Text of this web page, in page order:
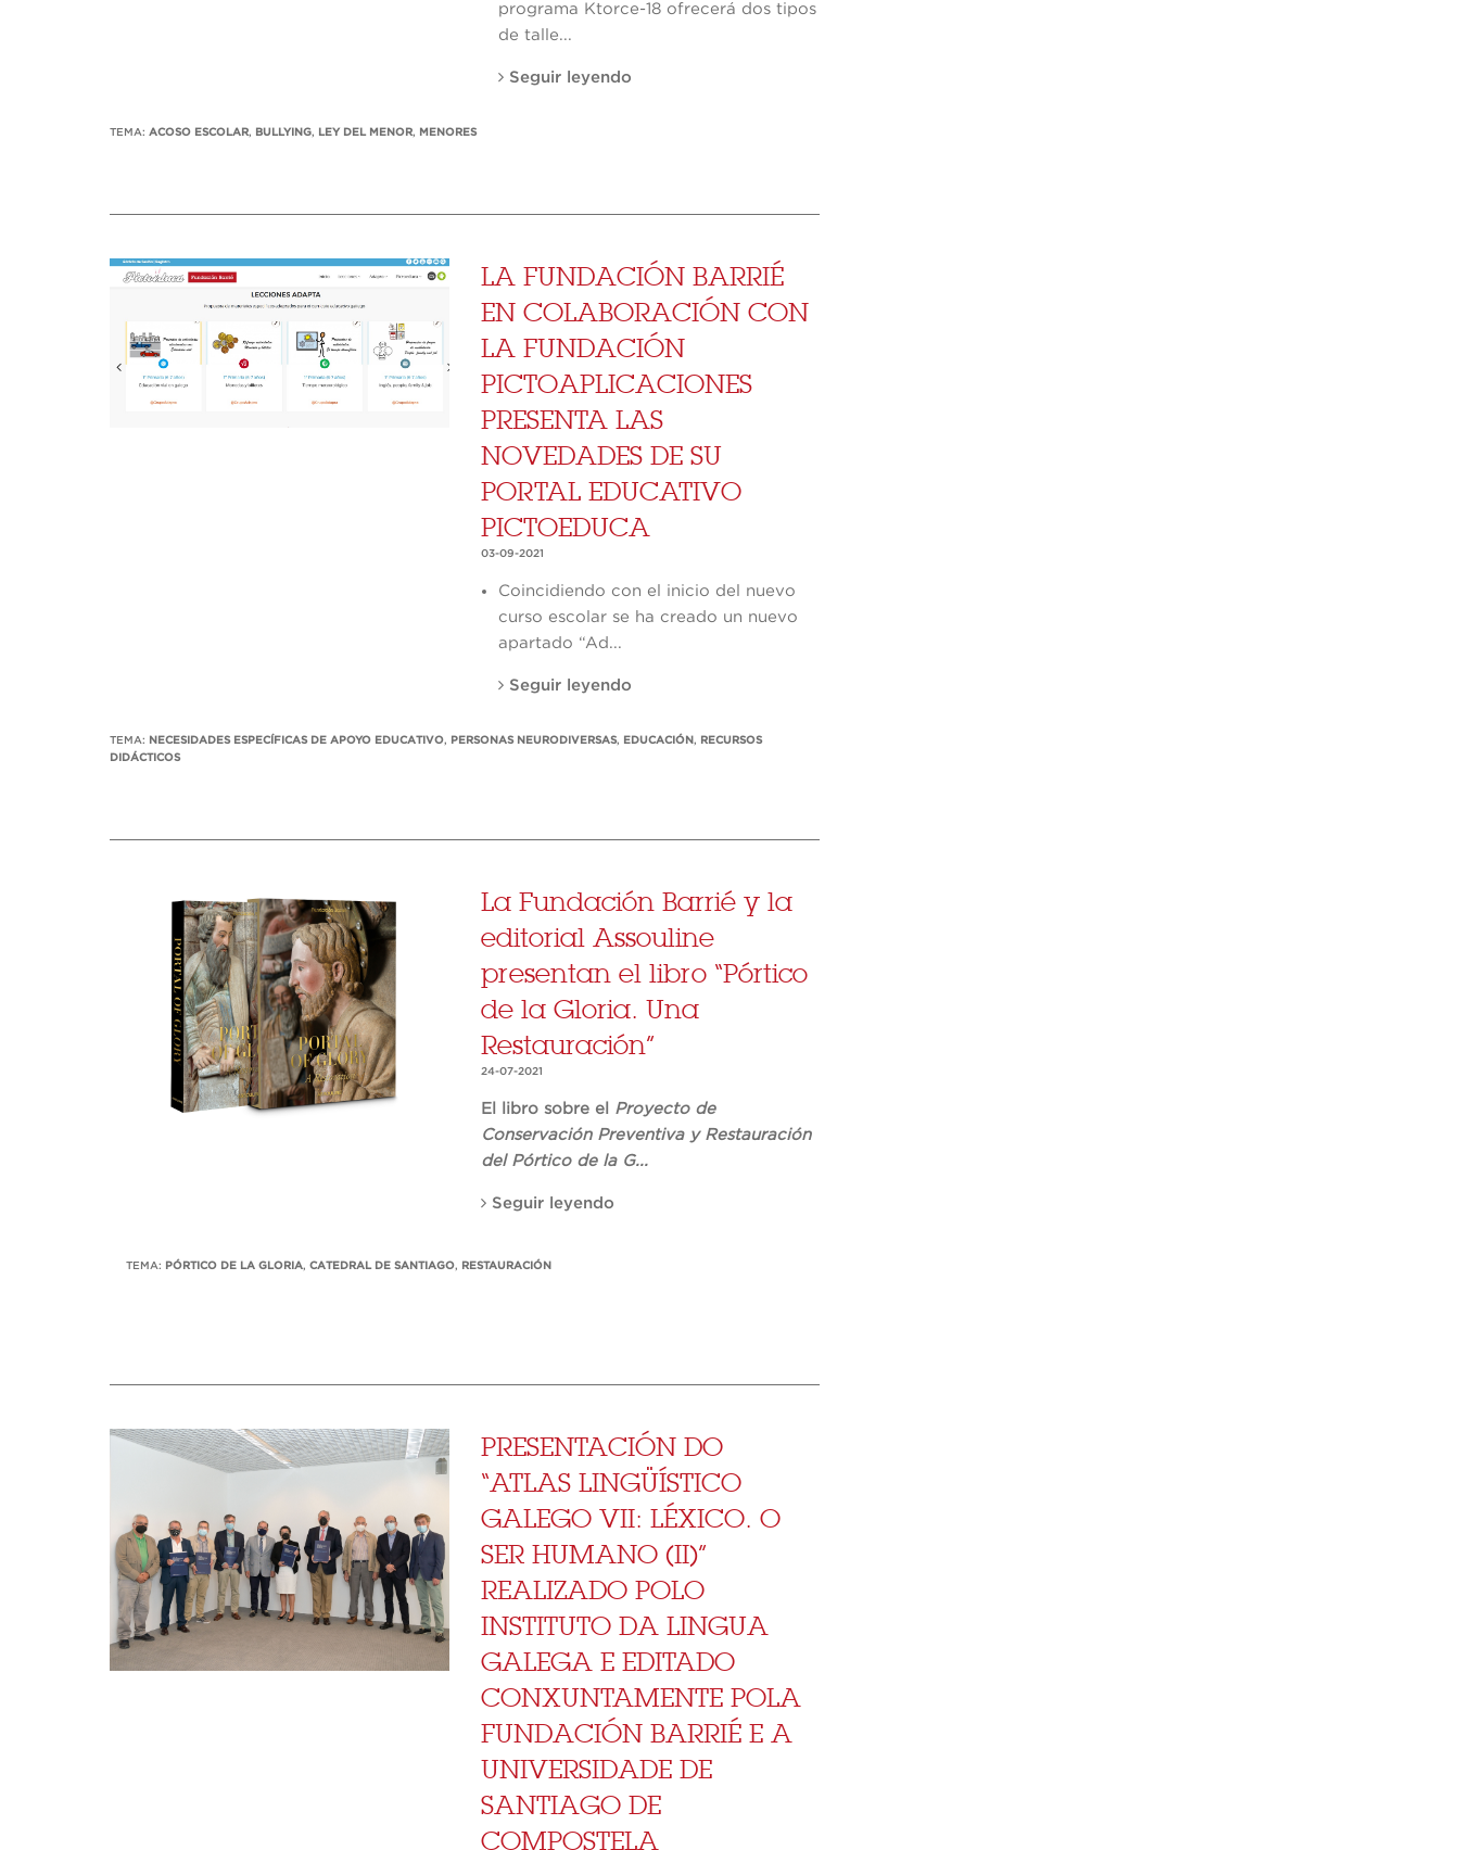
programa Ktorce-18 ofrecerá dos tipos
de talle...
Seguir leyendo
TEMA: ACOSO ESCOLAR, BULLYING, LEY DEL MENOR, MENORES
LA FUNDACIÓN BARRIÉ
EN COLABORACIÓN CON
LA FUNDACIÓN
PICTOAPLICACIONES
PRESENTA LAS
NOVEDADES DE SU
PORTAL EDUCATIVO
PICTOEDUCA
03-09-2021
Coincidiendo con el inicio del nuevo
curso escolar se ha creado un nuevo
apartado “Ad...
Seguir leyendo
TEMA: NECESIDADES ESPECÍFICAS DE APOYO EDUCATIVO, PERSONAS NEURODIVERSAS, EDUCACIÓN , RECURSOS
DIDÁCTICOS
La Fundación Barrié y la
editorial Assouline
presentan el libro “Pórtico
de la Gloria. Una
Restauración”
24-07-2021
El libro sobre el Proyecto de
Conservación Preventiva y Restauración
del Pórtico de la G...
Seguir leyendo
TEMA: PÓRTICO DE LA GLORIA, CATEDRAL DE SANTIAGO, RESTAURACIÓN
PRESENTACIÓN DO
“ATLAS LINGÜÍSTICO
GALEGO VII: LÉXICO. O
SER HUMANO (II)”
REALIZADO POLO
INSTITUTO DA LINGUA
GALEGA E EDITADO
CONXUNTAMENTE POLA
FUNDACIÓN BARRIÉ E A
UNIVERSIDADE DE
SANTIAGO DE
COMPOSTELA